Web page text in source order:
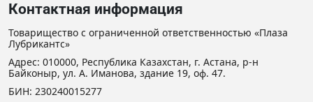
Контактная информация
Товарищество с ограниченной ответственностью «Плаза
Лубрикантс»
Адрес: 010000, Республика Казахстан, г. Астана, р-н
Байконыр, ул. А. Иманова, здание 19, оф. 47.
БИН: 230240015277